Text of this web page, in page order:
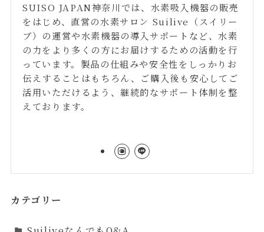
SUISO JAPAN神奈川では、水素吸入機器の販売
をはじめ、直営の水素サロン Suilive（スイリー
ブ）の運営や水素機器の導入サポートなど、水素
の力をより多くの方にお届けするための活動を行
っています。製品の仕組みや安全性をしっかりお
伝えすることはもちろん、ご購入後も安心してご
活用いただけるよう、継続的なサポート体制を整
えております。
カテゴリー